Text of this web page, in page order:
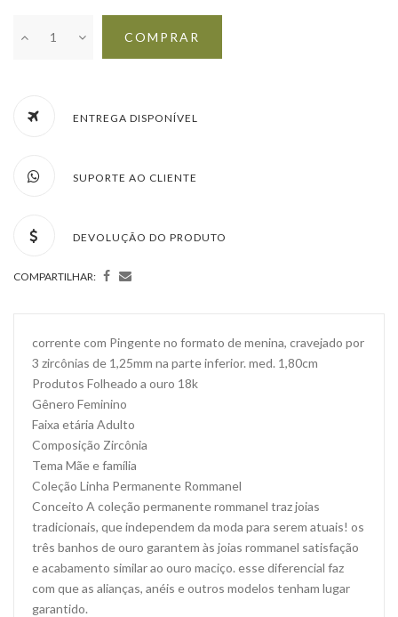
COMPRAR
ENTREGA DISPONÍVEL
SUPORTE AO CLIENTE
DEVOLUÇÃO DO PRODUTO
COMPARTILHAR:
corrente com Pingente no formato de menina, cravejado por
3 zircônias de 1,25mm na parte inferior. med. 1,80cm
Produtos Folheado a ouro 18k
Gênero Feminino
Faixa etária Adulto
Composição Zircônia
Tema Mãe e família
Coleção Linha Permanente Rommanel
Conceito A coleção permanente rommanel traz joias
tradicionais, que independem da moda para serem atuais! os
três banhos de ouro garantem às joias rommanel satisfação
e acabamento similar ao ouro maciço. esse diferencial faz
com que as alianças, anéis e outros modelos tenham lugar
garantido.